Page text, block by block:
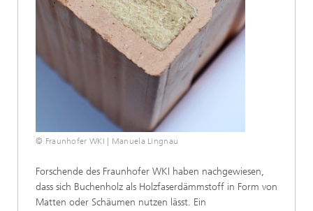
© Fraunhofer WKI | Manuela Lingnau
Forschende des Fraunhofer WKI haben nachgewiesen,
dass sich Buchenholz als Holzfaserdämmstoff in Form von
Matten oder Schäumen nutzen lässt. Ein